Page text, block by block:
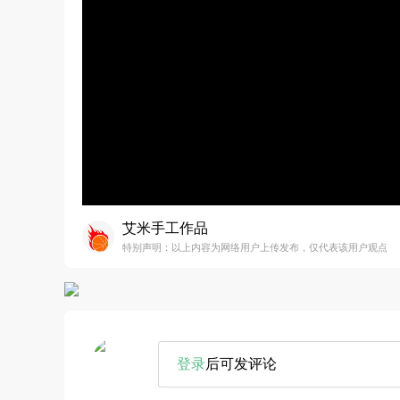
艾米手工作品
特别声明：以上内容为网络用户上传发布，仅代表该用户观点
登录后可发评论